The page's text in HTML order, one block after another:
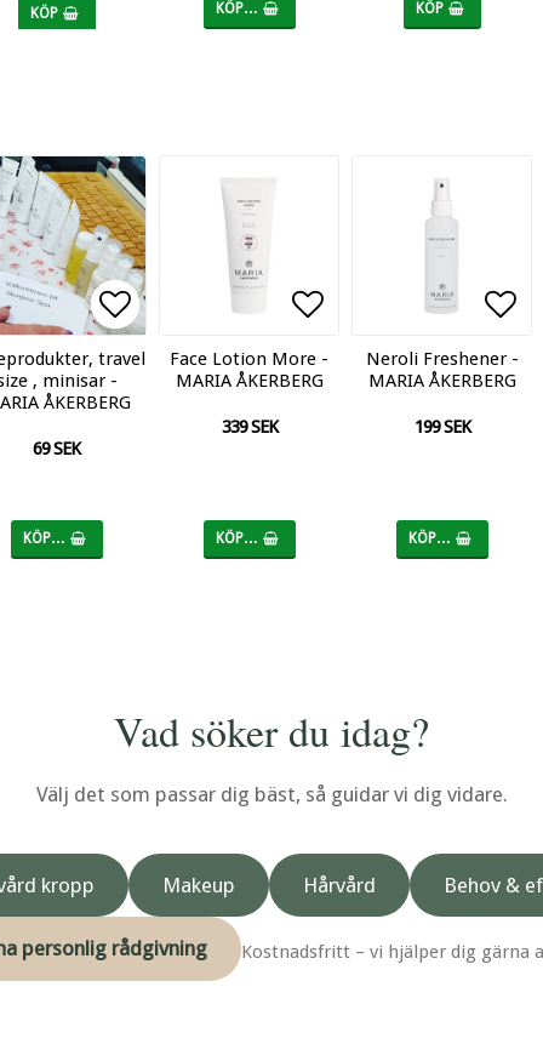
KÖP KÖP… KÖP
i favoritlistan
i favoritlistan
Lägg till i favoritlistan
Lägg till i favoritlistan
travel
, minisar -
ÅKERBERG
69 SEK
KÖP…
Lägg till i
Lägg till i
Face Lotion More -
MARIA ÅKERBERG
339 SEK
KÖP…
Neroli Freshener -
MARIA ÅKERBERG
199 SEK
KÖP…
Vad söker du idag?
Välj det som passar dig bäst, så guidar vi dig vidare.
kropp Makeup Hårvård Behov &
personlig rådgivning Kostnadsfritt – vi hjälper dig gärna